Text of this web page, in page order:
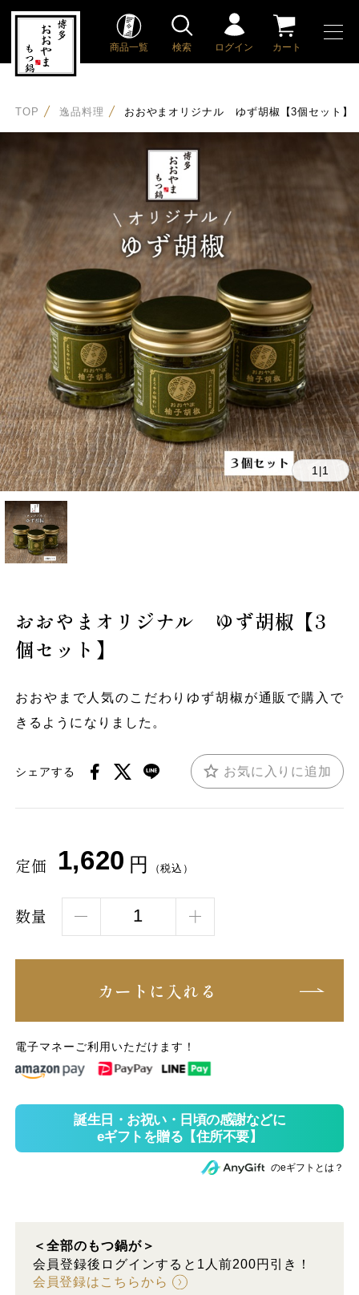
商品一覧 検索 ログイン カート
TOP 逸品料理 おおやまオリジナル ゆず胡椒【3個セット】
1 |1
おおやまオリジナル ゆず胡椒【3
個セット】
おおやまで人気のこだわりゆず胡椒が通販で購入で
きるようになりました。
シェアする お気に入りに追加
定価 1,620 円 （税込）
数量
カートに入れる
電子マネーご利用いただけます！
のeギフトとは？
＜全部のもつ鍋が＞
会員登録後ログインすると1人前200円引き！
会員登録はこちらから